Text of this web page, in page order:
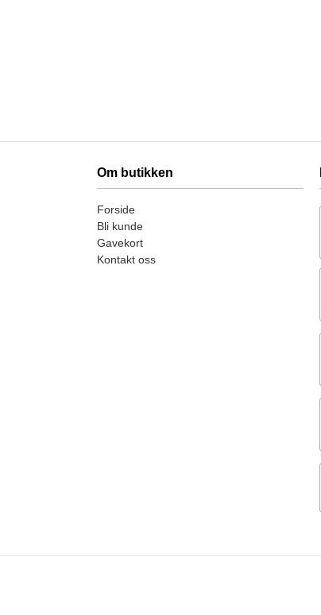
Om butikken
Forside
Bli kunde
Gavekort
Kontakt oss